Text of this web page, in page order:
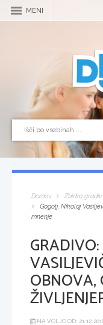
MENI
Domov Zbirka gradiv
Gogolj, Nikolaj
mnenje
GRADIVO:
OBNOVA,
NA VOLJO OD: